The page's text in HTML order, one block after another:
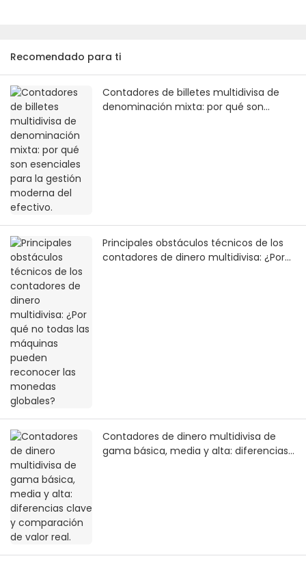
Recomendado para ti
Contadores de billetes multidivisa de
denominación mixta: por qué son
Principales obstáculos técnicos de los
contadores de dinero multidivisa: ¿Por
Contadores de dinero multidivisa de
gama básica, media y alta: diferencias